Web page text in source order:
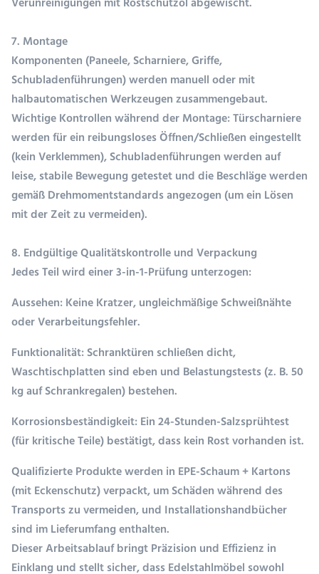
7. Montage
Komponenten (Paneele, Scharniere, Griffe,
Schubladenführungen) werden manuell oder mit
halbautomatischen Werkzeugen zusammengebaut.
Wichtige Kontrollen während der Montage: Türscharniere
werden für ein reibungsloses Öffnen/Schließen eingestellt
(kein Verklemmen), Schubladenführungen werden auf
leise, stabile Bewegung getestet und die Beschläge werden
gemäß Drehmomentstandards angezogen (um ein Lösen
mit der Zeit zu vermeiden).
8. Endgültige Qualitätskontrolle und Verpackung
Jedes Teil wird einer 3-in-1-Prüfung unterzogen:
Aussehen: Keine Kratzer, ungleichmäßige Schweißnähte
oder Verarbeitungsfehler.
Funktionalität: Schranktüren schließen dicht,
Waschtischplatten sind eben und Belastungstests (z. B. 50
kg auf Schrankregalen) bestehen.
Korrosionsbeständigkeit: Ein 24-Stunden-Salzsprühtest
(für kritische Teile) bestätigt, dass kein Rost vorhanden ist.
Qualifizierte Produkte werden in EPE-Schaum + Kartons
(mit Eckenschutz) verpackt, um Schäden während des
Transports zu vermeiden, und Installationshandbücher
sind im Lieferumfang enthalten.
Dieser Arbeitsablauf bringt Präzision und Effizienz in
Einklang und stellt sicher, dass Edelstahlmöbel sowohl